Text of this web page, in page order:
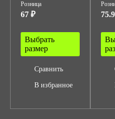
Розница
67 ₽
Выбрать
размер
Сравнить
В избранное